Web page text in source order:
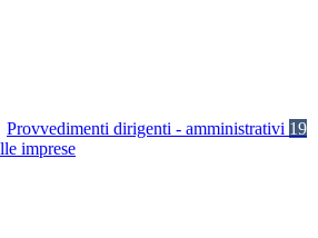
Provvedimenti dirigenti - amministrativi 19
imprese